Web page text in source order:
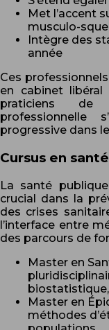
Met l’accent
musculo-
Intègre des
année
Ces
en cabinet libéral
praticiens de
professionnelle
progressive dans
Cursus en
La santé
crucial dans la
des crises
l’interface entre
des parcours de
Master en
Master en
méthodes